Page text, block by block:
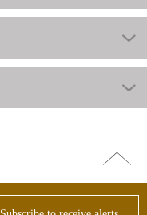
Go
top